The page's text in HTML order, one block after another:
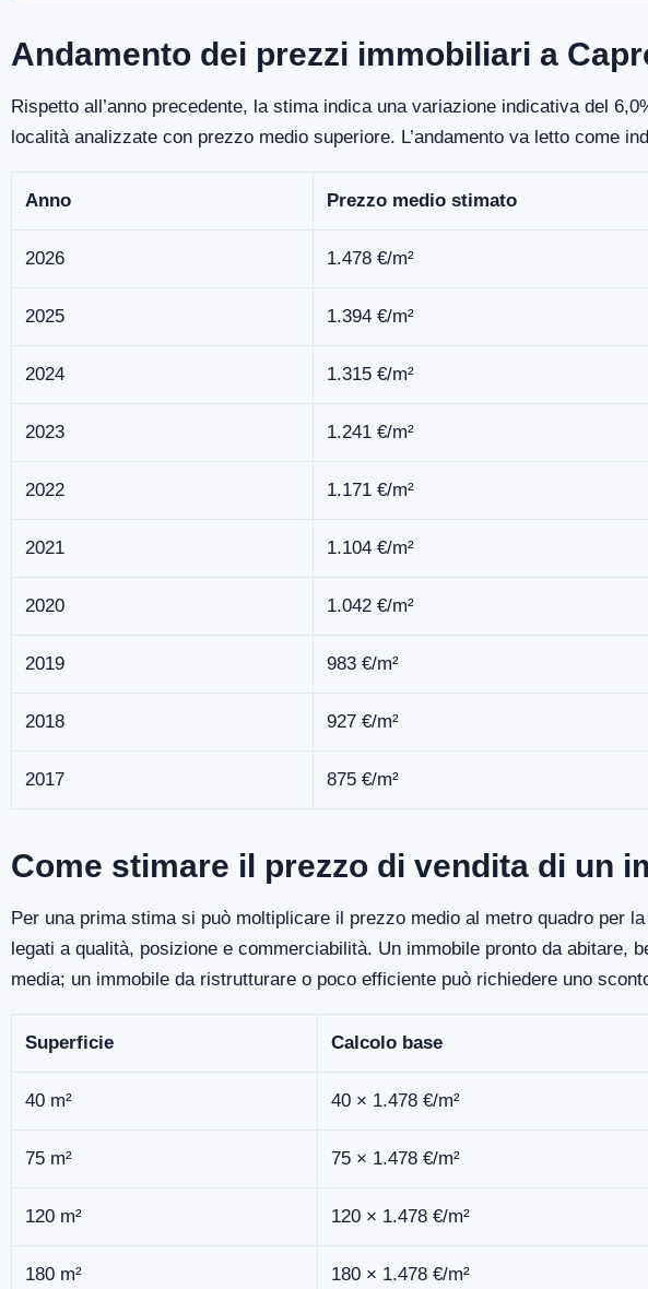
Andamento dei prezzi immobiliari a
Rispetto all’anno precedente, la stima indica una variazione indicativa del
località analizzate con prezzo medio superiore. L’andamento va letto come
Anno Prezzo medio stimato
2026 1.478 €/m²
2025 1.394 €/m²
2024 1.315 €/m²
2023 1.241 €/m²
2022 1.171 €/m²
2021 1.104 €/m²
2020 1.042 €/m²
2019 983 €/m²
2018 927 €/m²
2017 875 €/m²
Come stimare il prezzo di vendita di un
Per una prima stima si può moltiplicare il prezzo medio al metro quadro per
legati a qualità, posizione e commerciabilità. Un immobile pronto da abitare,
media; un immobile da ristrutturare o poco efficiente può richiedere uno
Superficie Calcolo base
40 m² 40 × 1.478 €/m²
75 m² 75 × 1.478 €/m²
120 m² 120 × 1.478 €/m²
180 m² 180 × 1.478 €/m²